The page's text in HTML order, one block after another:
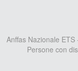
Anffas Nazionale
Persone con